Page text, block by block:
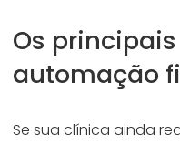
Os
automação
Se sua clínica ainda